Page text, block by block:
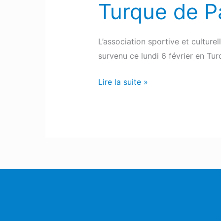
Turque de
L’association sportive et
survenu ce lundi 6 février en
Lire la suite »